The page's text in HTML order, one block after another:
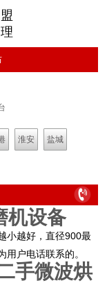
淮安 盐城
机设备
小越好，直径900最
户电话联系的。
手微波烘